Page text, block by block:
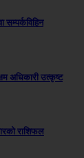
सम्पर्कविहिन
अधिकारी उत्कृष्ट
राशिफल